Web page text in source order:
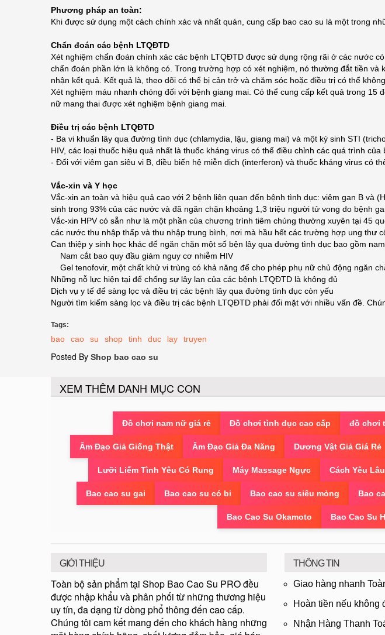
Phương pháp an toàn:
Khi được sử dụng một cách chính xác và nhất quán, cung cấp bao cao su là một trong
Chẩn đoán các bệnh LTQĐTD
Xét nghiệm chẩn đoán chính xác các bệnh LTQĐTD được sử dụng rộng rãi ở các nước
chẩn đoán phần lớn là không có. Trong trường hợp có xét nghiệm, nó thường đắt tiền
nhận kết quả. Kết quả là, theo dõi có thể bị cản trở và chăm sóc hoặc điều trị có thể không
Xét nghiệm máu nhanh chóng đối với bệnh giang mai. Có thể cung cấp kết quả trong
nữ mang thai được xét nghiệm bệnh giang mai.
Điều trị các bệnh LTQĐTD
- Ba vi khuẩn lây qua đường tình dục (chlamydia, lậu, giang mai) và một ký sinh STI
HIV, các loại thuốc hiệu quả nhất là thuốc kháng virus có thể điều chỉnh các quá trình
- Đối với viêm gan siêu vi B, điều biến hệ miễn dịch (interferon) và thuốc kháng virus có
Vắc-xin và Y học
Vắc-xin an toàn và hiệu quả cao với 2 bệnh liên quan đến bệnh tình dục: viêm gan B
sinh trong 93% của các nước và đã ngăn chặn khoảng 1,3 triệu người tử vong do bệnh
Vắc-xin HPV có sẵn như là một phần của chương trình tiêm chủng thường xuyên tại 45
các nước thu nhập thấp và thu nhập trung bình, nơi mà hầu hết các trường hợp ung thư
Can thiệp y sinh học khác để ngăn chặn một số bện lây qua đường tình dục bao gồm
Nam cắt bao quy đầu giảm nguy cơ nhiễm HIV
Gel tenofovir, một chất khử vi trùng có khả năng để cho phép phụ nữ chủ động ngăn
Những nỗ lực hiện tại để chống sự lây lan của các bệnh LTQĐTD là không đủ
Dịch vụ y tế để sàng lọc và điều trị các bệnh lây qua đường tình dục còn yếu
Người tìm kiếm sàng lọc và điều trị các bệnh LTQĐTD phải đối mặt với nhiều vấn đề.
Tags:
bao cao su shop tinh duc lay truyen
Posted By Shop bao cao su
XEM THÊM DANH MỤC CON
Đồ chơi nam nữ giá rẻ Đồ chơi tình dục cao cấp đồ chơi
Âm Đạo Giả Giống Thật Âm Đạo Giả Đa Năng Dương Vật Giả Giá Rẻ
Lưỡi Liếm Tình Yêu Có Rung Máy Massage Ngực Cách Yêu
Bao cao su gai Bao cao su có bi Bao cao su siêu mỏng Bao
Bao Cao Su Okamoto Bao Cao Su
GIỚI THIỆU
Toàn bộ sản phẩm tại Shop Bao Cao Su PRO đều
được nhập khẩu và phân phối từ những thương hiệu
uy tín, đa dạng từ dòng phổ thông đến cao cấp.
Chúng tôi cam kết mang đến cho khách hàng những
THÔNG TIN
Giao hàng nhanh
Hoàn tiền nếu không
Nhận Hàng Thanh